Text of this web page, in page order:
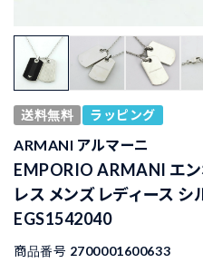
送料無料 ラッピング
ARMANI アルマーニ
EMPORIO ARMANI エン
レス メンズ レディース シ
EGS1542040
商品番号 2700001600633